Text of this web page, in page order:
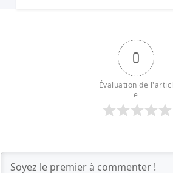
0
Évaluation de l'articl
e